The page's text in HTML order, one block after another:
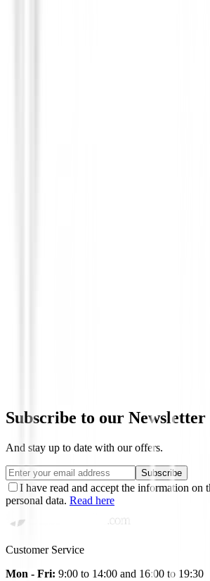
Subscribe to our Newsletter
And stay up to date with our offers.
Subscribe
I have read and accept the information on
personal data. Read here
Customer Service
Mon - Fri: 9:00 to 14:00 and 16:00 to 19:30